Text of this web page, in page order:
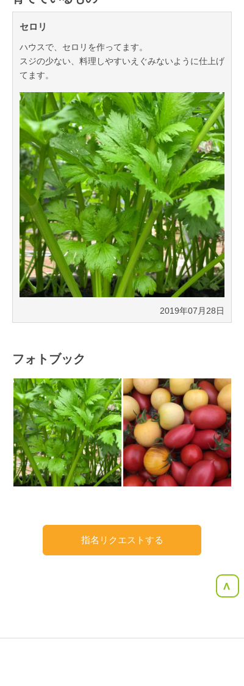
セロリ
ハウスで、セロリを作ってます。
スジの少ない、料理しやすいえぐみないように仕上げ
てます。
2019年07月28日
フォトブック
指名リクエストする
<